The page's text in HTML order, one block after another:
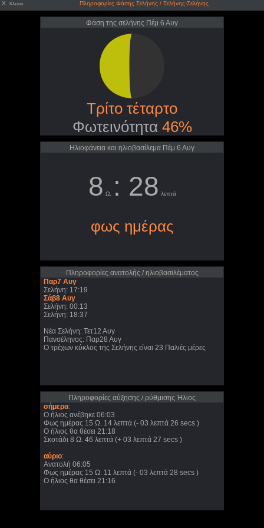
X Κλείσε Πληροφορίες Φάσης Σελήνης / Σελήνης-Σελήνης
Φάση της σελήνης Πέμ 6 Αυγ
Τρίτο τέταρτο
Φωτεινότητα 46%
Ηλιοφάνεια και ηλιοβασίλεμα Πέμ 6 Αυγ
8 Ω. : 28 λεπτά
φως ημέρας
Πληροφορίες ανατολής / ηλιοβασιλέματος
Παρ7 Αυγ
Σελήνη: 17:19
Σάβ8 Αυγ
Σελήνη: 00:13
Σελήνη: 18:37
Νέα Σελήνη: Τετ12 Αυγ
Πανσέληνος: Παρ28 Αυγ
Ο τρέχων κύκλος της Σελήνης είναι 23 Παλιές μέρες
Πληροφορίες αύξησης / ρύθμισης Ήλιος
σήμερα:
Ο ήλιος ανέβηκε 06:03
Φως ημέρας 15 Ω. 14 λεπτά (- 03 λεπτά 26 secs )
Ο ήλιος θα θέσει 21:18
Σκοτάδι 8 Ω. 46 λεπτά (+ 03 λεπτά 27 secs )
αύριο:
Ανατολή 06:05
Φως ημέρας 15 Ω. 11 λεπτά (- 03 λεπτά 28 secs )
Ο ήλιος θα θέσει 21:16